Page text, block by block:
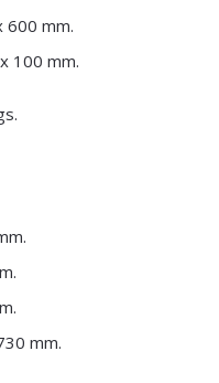
600 mm.
100 mm.
mm.